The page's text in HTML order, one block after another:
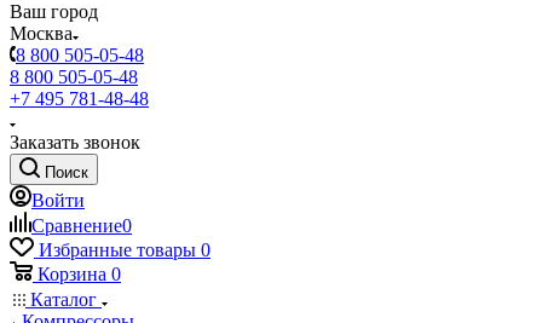
Ваш город
Москва
8 800 505-05-48
8 800 505-05-48
+7 495 781-48-48
Заказать звонок
Поиск
Войти
Сравнение0
Избранные товары 0
Корзина 0
Каталог